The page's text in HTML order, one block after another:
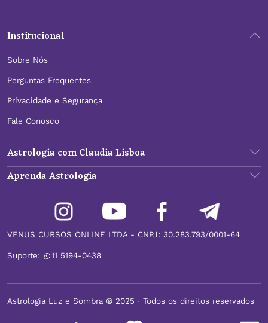
Institucional
Sobre Nós
Perguntas Frequentes
Privacidade e Segurança
Fale Conosco
Astrologia com Claudia Lisboa
Aprenda Astrologia
VENUS CURSOS ONLINE LTDA - CNPJ: 30.283.793/0001-64
Suporte: 11 5194-0438
Astrologia Luz e Sombra ® 2025 ∙ Todos os direitos reservados